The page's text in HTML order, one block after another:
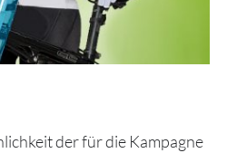
der für die Kampagne